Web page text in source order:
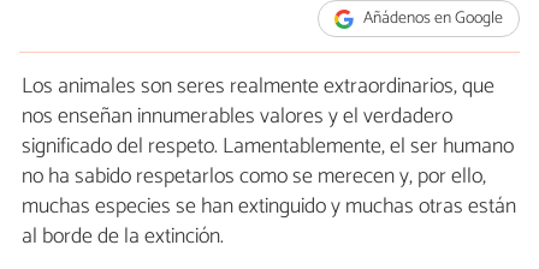
Añádenos en Google
Los animales son seres realmente extraordinarios, que
nos enseñan innumerables valores y el verdadero
significado del respeto. Lamentablemente, el ser humano
no ha sabido respetarlos como se merecen y, por ello,
muchas especies se han extinguido y muchas otras están
al borde de la extinción.